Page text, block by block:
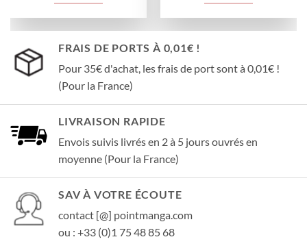
FRAIS DE PORTS À 0,01€ !
Pour 35€ d'achat, les frais de port sont à 0,01€ !
(Pour la France)
LIVRAISON RAPIDE
Envois suivis livrés en 2 à 5 jours ouvrés en
moyenne (Pour la France)
SAV À VOTRE ÉCOUTE
contact [@] pointmanga.com
ou : +33 (0)1 75 48 85 68